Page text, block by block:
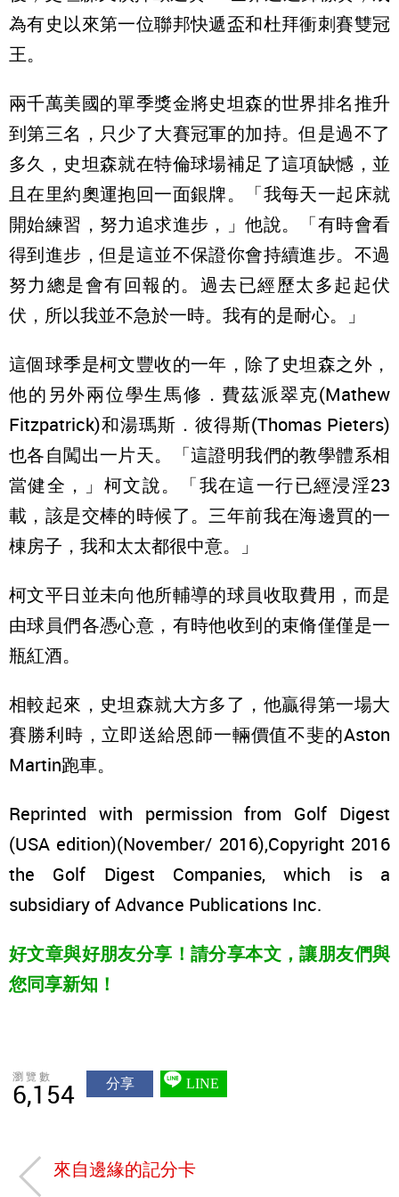
為有史以來第一位聯邦快遞盃和杜拜衝刺賽雙冠
王。
兩千萬美國的單季獎金將史坦森的世界排名推升
到第三名，只少了大賽冠軍的加持。但是過不了
多久，史坦森就在特倫球場補足了這項缺憾，並
且在里約奧運抱回一面銀牌。「我每天一起床就
開始練習，努力追求進步，」他說。「有時會看
得到進步，但是這並不保證你會持續進步。不過
努力總是會有回報的。過去已經歷太多起起伏
伏，所以我並不急於一時。我有的是耐心。」
這個球季是柯文豐收的一年，除了史坦森之外，
他的另外兩位學生馬修．費茲派翠克(Mathew
Fitzpatrick)和湯瑪斯．彼得斯(Thomas Pieters)
也各自闖出一片天。「這證明我們的教學體系相
當健全，」柯文說。「我在這一行已經浸淫23
載，該是交棒的時候了。三年前我在海邊買的一
棟房子，我和太太都很中意。」
柯文平日並未向他所輔導的球員收取費用，而是
由球員們各憑心意，有時他收到的束脩僅僅是一
瓶紅酒。
相較起來，史坦森就大方多了，他贏得第一場大
賽勝利時，立即送給恩師一輛價值不斐的Aston
Martin跑車。
Reprinted with permission from Golf Digest
(USA edition)(November/ 2016),Copyright 2016
the Golf Digest Companies, which is a
subsidiary of Advance Publications Inc.
好文章與好朋友分享！請分享本文，讓朋友們與
您同享新知！
瀏覽數
6,154 分享 LINE
來自邊緣的記分卡